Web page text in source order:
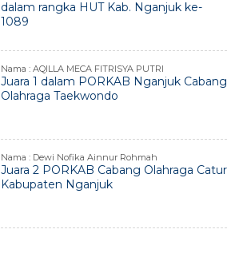
dalam rangka HUT Kab. Nganjuk ke-
1089
Nama : AQILLA MECA FITRISYA PUTRI
Juara 1 dalam PORKAB Nganjuk Cabang
Olahraga Taekwondo
Nama : Dewi Nofika Ainnur Rohmah
Juara 2 PORKAB Cabang Olahraga Catur
Kabupaten Nganjuk